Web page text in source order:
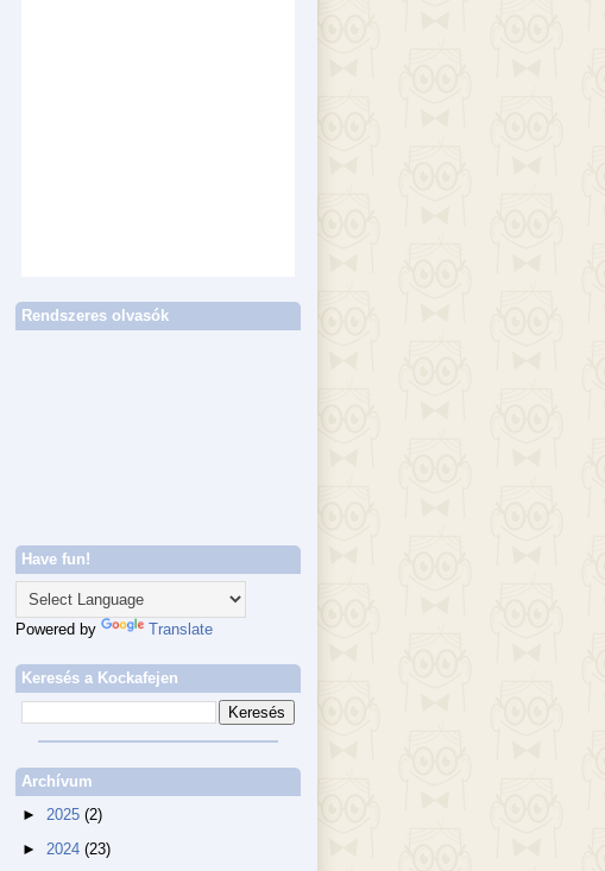
Rendszeres olvasók
Have fun!
Powered by Translate
Keresés a Kockafejen
Archívum
► 2025 (2)
► 2024 (23)